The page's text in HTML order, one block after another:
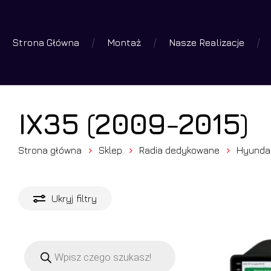
mainStrona Główna Montaż Nasze Realizacje
IX35 (2009-2015)
Strona główna Sklep Radia dedykowane Hyundai
Ukryj filtry
produktów